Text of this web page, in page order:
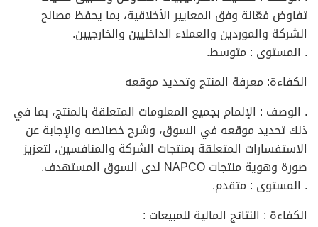
تفاوض فعّالة وفق المعايير الأخلاقية، بما يحفظ مصالح
الشركة والموردين والعملاء الداخليين والخارجيين.
. المستوى : متوسط.
الكفاءة: معرفة المنتج وتحديد موقعه
. الوصف : الإلمام بجميع المعلومات المتعلقة بالمنتج، بما في
ذلك تحديد موقعه في السوق، وشرح خصائصه والإجابة عن
الاستفسارات المتعلقة بمنتجات الشركة والمنافسين، لتعزيز
صورة وهوية منتجات NAPCO لدى السوق المستهدف.
. المستوى : متقدم.
الكفاءة : النتائج المالية للمبيعات :